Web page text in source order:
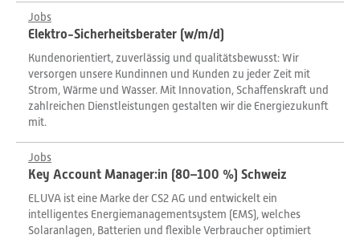
Jobs
Elektro-Sicherheitsberater (w/m/d)
Kundenorientiert, zuverlässig und qualitätsbewusst: Wir
versorgen unsere Kundinnen und Kunden zu jeder Zeit mit
Strom, Wärme und Wasser. Mit Innovation, Schaffenskraft und
zahlreichen Dienstleistungen gestalten wir die Energiezukunft
mit.
Jobs
Key Account Manager:in (80–100 %) Schweiz
ELUVA ist eine Marke der CS2 AG und entwickelt ein
intelligentes Energiemanagementsystem (EMS), welches
Solaranlagen, Batterien und flexible Verbraucher optimiert